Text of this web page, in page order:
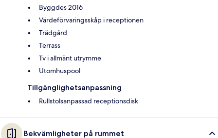
Byggdes 2016
Värdeförvaringsskåp i receptionen
Trädgård
Terrass
Tv i allmänt utrymme
Utomhuspool
Tillgänglighetsanpassning
Rullstolsanpassad receptionsdisk
Bekvämligheter på rummet